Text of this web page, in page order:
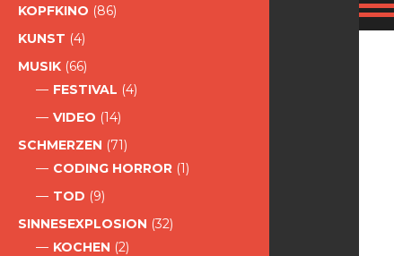
KOPFKINO (86)
KUNST (4)
MUSIK (66)
FESTIVAL (4)
VIDEO (14)
SCHMERZEN (71)
CODING HORROR (1)
TOD (9)
SINNESEXPLOSION (32)
KOCHEN (2)